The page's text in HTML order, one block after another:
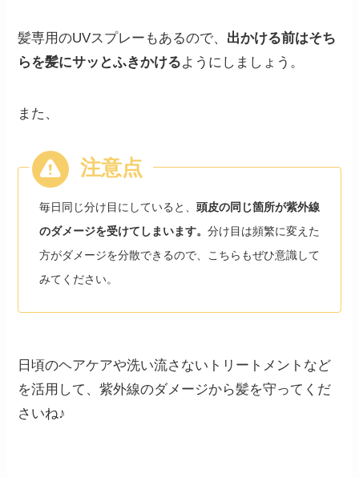
髪専用のUVスプレーもあるので、 出かける前はそち
らを髪にサッとふきかけるようにしましょう。
また、
毎日同じ分け目にしていると、 頭皮の同じ箇所が紫外線
のダメージを受けてしまいます。 分け目は頻繁に変えた
方がダメージを分散できるので、こちらもぜひ意識して
みてください。
日頃のヘアケアや洗い流さないトリートメントなど
を活用して、紫外線のダメージから髪を守ってくだ
さいね♪